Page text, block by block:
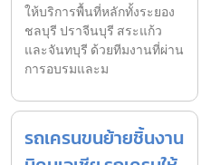
ให้บริการพื้นที่หลักทั้งระยอง
ชลบุรี ปราจีนบุรี สระแก้ว
และจันทบุรี ด้วยทีมงานที่ผ่าน
การอบรมและม
รถเครนขนย้ายชิ้นงาน